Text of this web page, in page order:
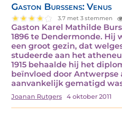
Gaston Burssens: Venus
3.7 met 3 stemmen
Gaston Karel Mathilde
1896 te Dendermonde. Hij
een groot gezin, dat
studeerde aan het
1915 behaalde hij het
beïnvloed door
aanvankelijk gematigd
Joanan Rutgers 4 oktober 2011